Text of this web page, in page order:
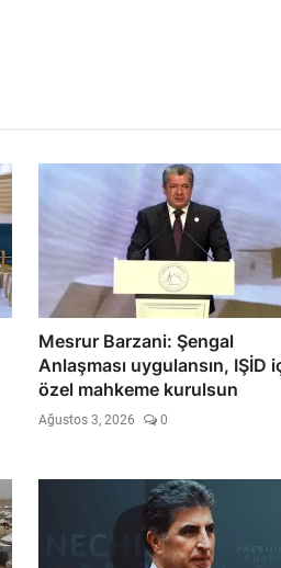
Mesrur Barzani: Şengal
Anlaşması uygulansın, IŞİD
özel mahkeme kurulsun
Ağustos 3, 2026 0